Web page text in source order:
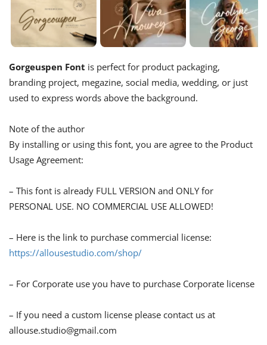
Gorgeuspen Font is perfect for product packaging,
branding project, megazine, social media, wedding, or just
used to express words above the background.
Note of the author
By installing or using this font, you are agree to the Product
Usage Agreement:
– This font is already FULL VERSION and ONLY for
PERSONAL USE. NO COMMERCIAL USE ALLOWED!
– Here is the link to purchase commercial license:
https://allousestudio.com/shop/
– For Corporate use you have to purchase Corporate license
– If you need a custom license please contact us at
allouse.studio@gmail.com